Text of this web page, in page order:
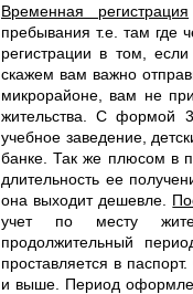
Временная регистрация
пребывания т.е. там где
регистрации в том,
скажем вам важно
микрорайоне, вам не
жительства. С формой
учебное заведение,
банке. Так же плюсом в
длительность ее
она выходит дешевле.
учет по месту
продолжительный
проставляется в
и выше. Период